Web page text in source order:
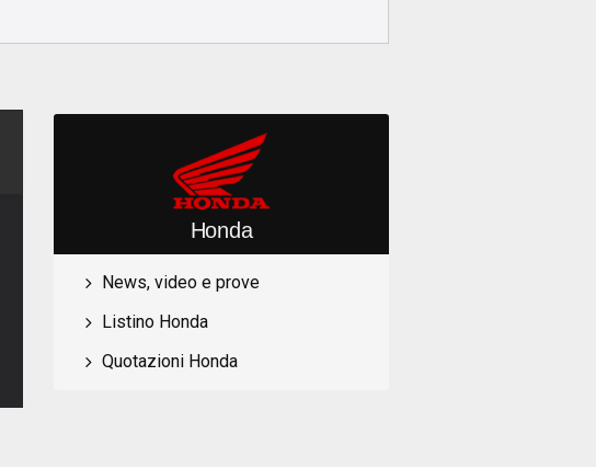
Honda
News, video e prove
Listino Honda
Quotazioni Honda